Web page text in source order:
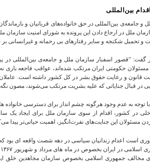
بین‌المللی
و جامعه‌ی بین‌المللی در حق خانواده‌های قربانیان و
ملل در ارجاع دادن این پرونده به شورای امنیت سازمان
و تحمیل شکنجه و سایر رفتارهای بی ‌رحمانه و غیرانسانی بر
گفت: “قصور اسفبار سازمان ملل و جامعه‌ی بین‌المللی در
حکومتی ایران مرتکب شده‌اند، عواقب فاجعه‌ باری نه
قانون و رعایت حقوق بشر در کل کشور داشته است. عاملان و
در قبال جنایاتی که علیه بشریت مرتکب می‌شوند، مصون نگه
توجه به عدم وجود هرگونه چشم ‌انداز برای دسترسی
در کشور، اقدام از سوی سازمان ملل برای ایجاد یک
مسئولان این جنایت‌های نفرت‌انگیز، اهمیت حیاتی‌تر پیدا
است اعدام زندانیان سیاسی در دهه شصت واقعه‌ ای بود
مخالف جمهوری اسلامی بخصوص سازمان مجاهدین خلق